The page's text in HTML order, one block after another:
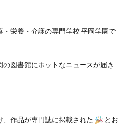
栄養・介護の専門学校 平岡学園で
図書館にホットなニュースが届き
作品が専門誌に掲載された
とお